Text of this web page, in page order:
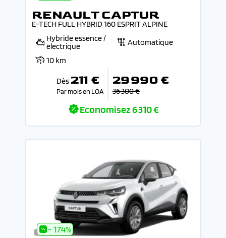
RENAULT CAPTUR
E-TECH FULL HYBRID 160 ESPRIT ALPINE
Hybride essence /
electrique
Automatique
10 km
Dès 211 €
Par mois en LOA
29 990 €
36 300 €
Economisez6 310 €
- 17.4%